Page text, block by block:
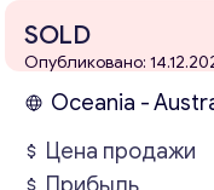
SOLD
Опубликовано:
Oceania -
Цена продажи